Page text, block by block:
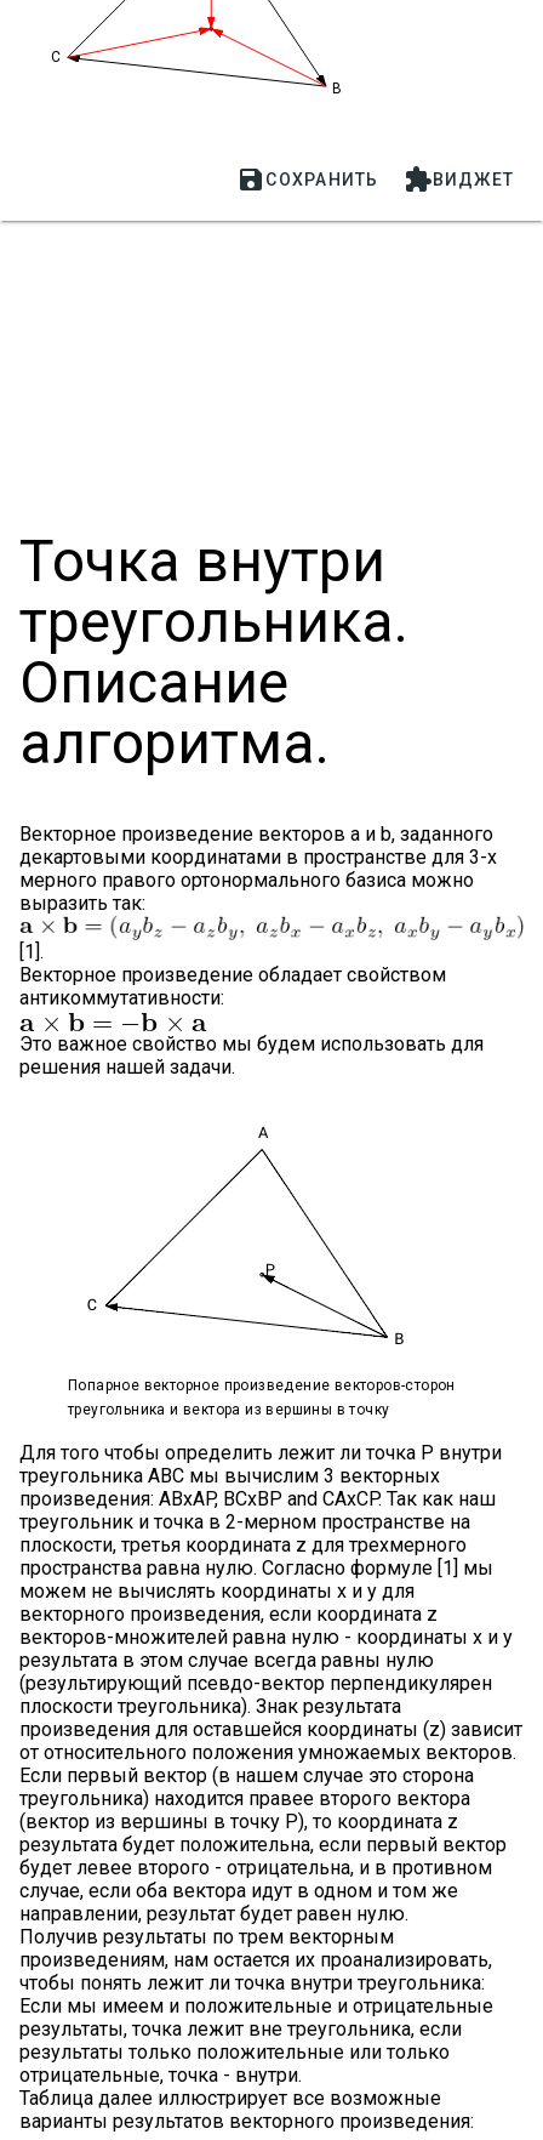
B
C
 СОХРАНИТЬ ВИДЖЕТ
Точка внутри
треугольника.
Описание
алгоритма.
Векторное произведение векторов a и b, заданного
декартовыми координатами в пространстве для 3-х
мерного правого ортонормального базиса можно
выразить так:
[1].
Векторное произведение обладает свойством
антикоммутативности:
Это важное свойство мы будем использовать для
решения нашей задачи.
Попарное векторное произведение векторов-сторон
треугольника и вектора из вершины в точку
Для того чтобы определить лежит ли точка P внутри
треугольника ABC мы вычислим 3 векторных
произведения: ABxAP, BCxBP and CAxCP. Так как наш
треугольник и точка в 2-мерном пространстве на
плоскости, третья координата z для трехмерного
пространства равна нулю. Согласно формуле [1] мы
можем не вычислять координаты x и y для
векторного произведения, если координата z
векторов-множителей равна нулю - координаты x и y
результата в этом случае всегда равны нулю
(результирующий псевдо-вектор перпендикулярен
плоскости треугольника). Знак результата
произведения для оставшейся координаты (z) зависит
от относительного положения умножаемых векторов.
Если первый вектор (в нашем случае это сторона
треугольника) находится правее второго вектора
(вектор из вершины в точку P), то координата z
результата будет положительна, если первый вектор
будет левее второго - отрицательна, и в противном
случае, если оба вектора идут в одном и том же
направлении, результат будет равен нулю.
Получив результаты по трем векторным
произведениям, нам остается их проанализировать,
чтобы понять лежит ли точка внутри треугольника:
Если мы имеем и положительные и отрицательные
результаты, точка лежит вне треугольника, если
результаты только положительные или только
отрицательные, точка - внутри.
Таблица далее иллюстрирует все возможные
варианты результатов векторного произведения: